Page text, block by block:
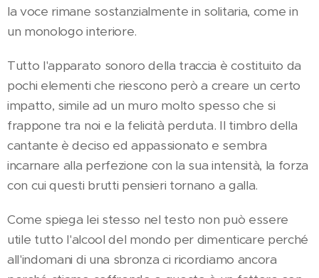
la voce rimane sostanzialmente in solitaria, come in
un monologo interiore.
Tutto l'apparato sonoro della traccia è costituito da
pochi elementi che riescono però a creare un certo
impatto, simile ad un muro molto spesso che si
frappone tra noi e la felicità perduta. Il timbro della
cantante è deciso ed appassionato e sembra
incarnare alla perfezione con la sua intensità, la forza
con cui questi brutti pensieri tornano a galla.
Come spiega lei stesso nel testo non può essere
utile tutto l'alcool del mondo per dimenticare perché
all'indomani di una sbronza ci ricordiamo ancora